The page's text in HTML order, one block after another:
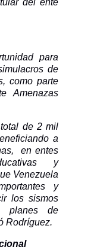
del ente
para
de
como parte
Amenazas
de 2 mil
a
en entes
y
Venezuela
y
los sismos
planes de
Rodríguez.